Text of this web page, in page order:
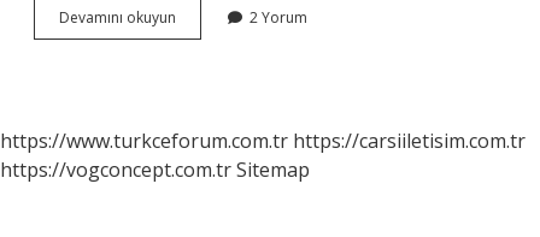
Devamını okuyun
Karnına
2 Yorum
https://www.turkceforum.com.tr https://carsiiletisim.com.tr
https://vogconcept.com.trSitemap